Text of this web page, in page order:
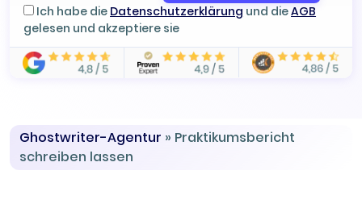
Ich habe die Datenschutzerklärung und dieAGB
gelesen und akzeptiere sie
Ghostwriter-Agentur » Praktikumsbericht
schreiben lassen